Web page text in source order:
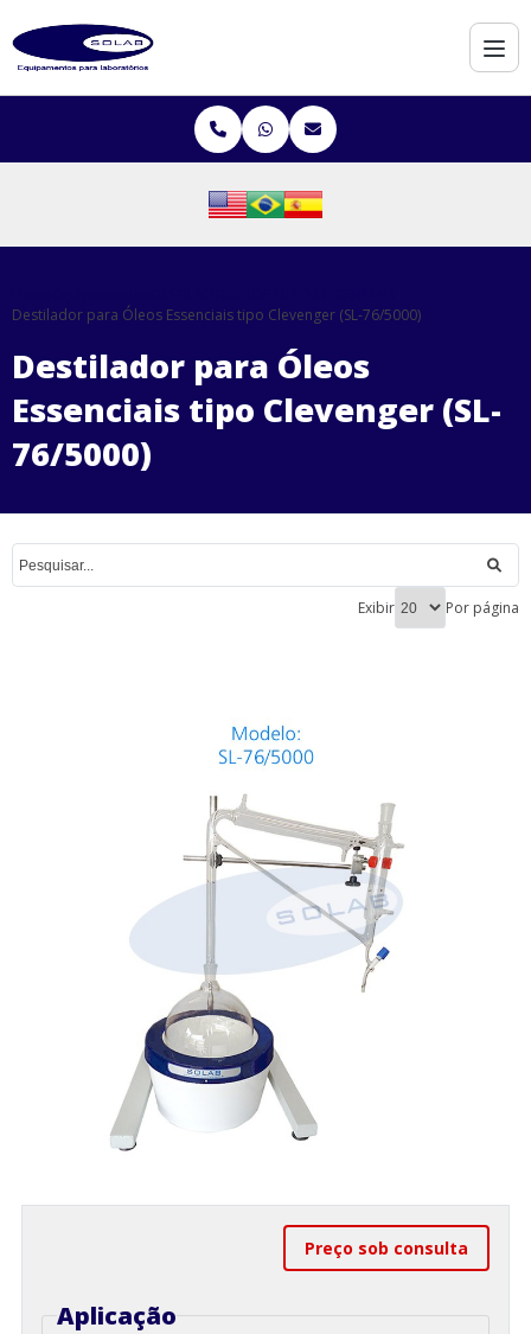
Destilador para Óleos Essenciais tipo Clevenger (SL-76/5000)
Destilador para Óleos
Essenciais tipo Clevenger (SL-
76/5000)
Exibir Por página
Preço sob consulta
Aplicação